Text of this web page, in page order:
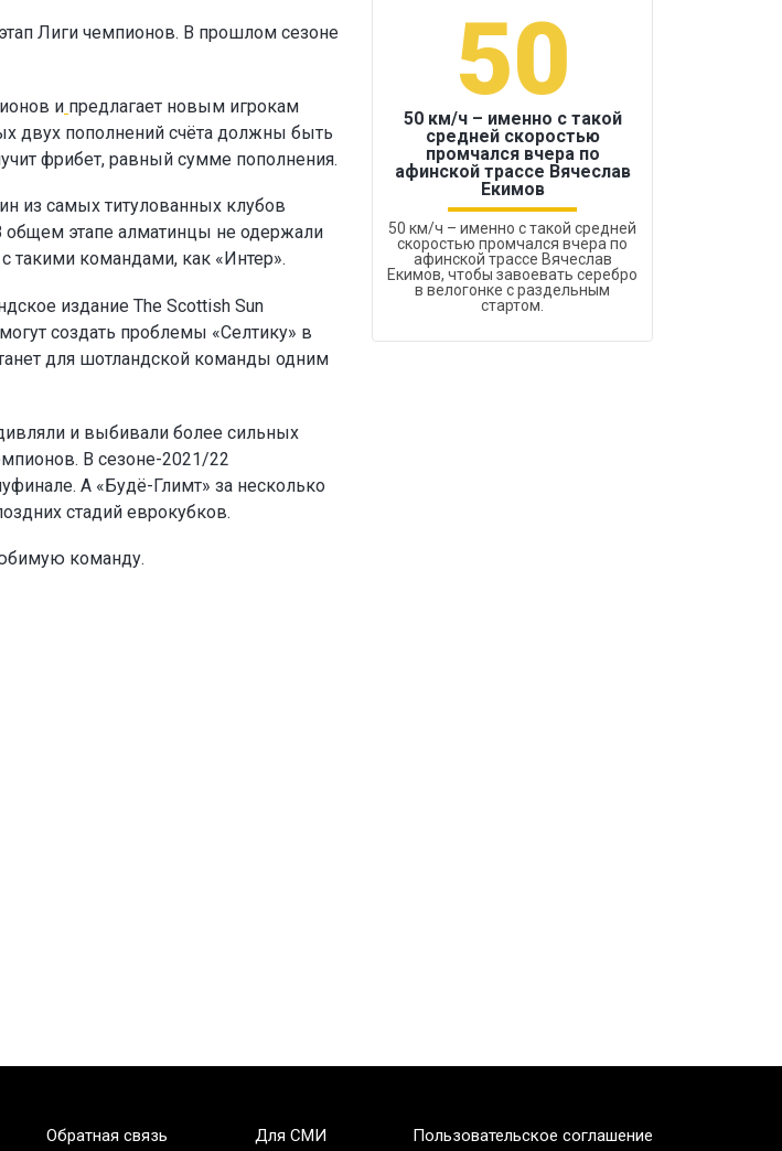
Лиги чемпионов. В прошлом сезоне
и предлагает новым игрокам
двух пополнений счёта должны быть
фрибет, равный сумме пополнения.
из самых титулованных клубов
общем этапе алматинцы не одержали
такими командами, как «Интер».
издание The Scottish Sun
создать проблемы «Селтику» в
для шотландской команды одним
и выбивали более сильных
В сезоне-2021/22
А «Будё-Глимт» за несколько
стадий еврокубков.
команду.
50
50 км/ч – именно с такой
средней скоростью
промчался вчера по
афинской трассе Вячеслав
Екимов
50 км/ч – именно с такой средней
скоростью промчался вчера по
афинской трассе Вячеслав
Екимов, чтобы завоевать серебро
в велогонке с раздельным
стартом.
Обратная связь Для СМИ Пользовательское соглашение